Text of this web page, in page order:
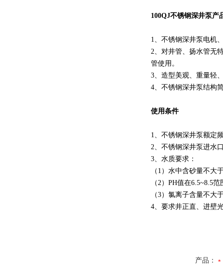
100QJ不锈钢深井泵产
1、不锈钢深井泵电机
2、对井管、扬水管无
管使用。
3、造型美观、重量轻
4、不锈钢深井泵结构
使用条件
1、不锈钢深井泵额定
2、不锈钢深井泵进水
3、水质要求：
（1）水中含砂量不大
（2）PH值在6.5~8.5范
（3）氯离子含量不大
4、要求井正直、进壁
产品：